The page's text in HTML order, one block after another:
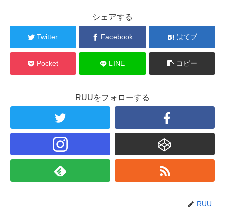
シェアする
Twitter Facebook はてブ
Pocket LINE コピー
RUUをフォローする
RUU